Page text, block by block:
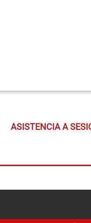
ASISTENCIA A